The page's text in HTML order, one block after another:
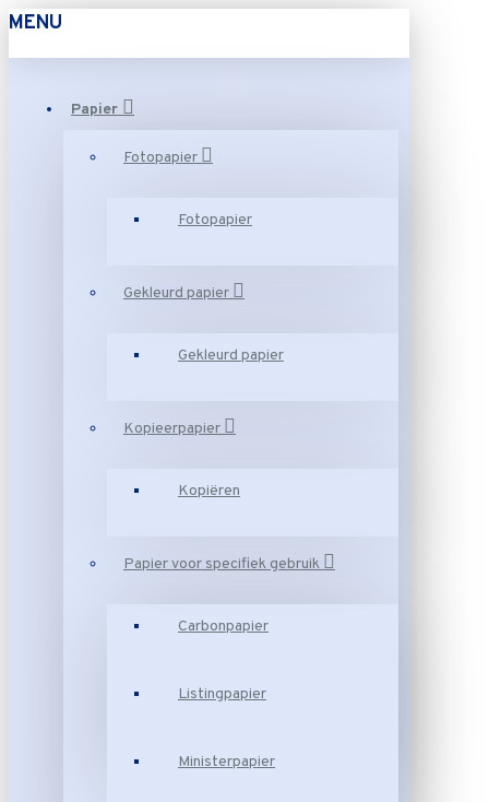
MENU
Papier
Fotopapier
Fotopapier
Gekleurd papier
Gekleurd papier
Kopieerpapier
Kopiëren
Papier voor specifiek gebruik
Carbonpapier
Listingpapier
Ministerpapier